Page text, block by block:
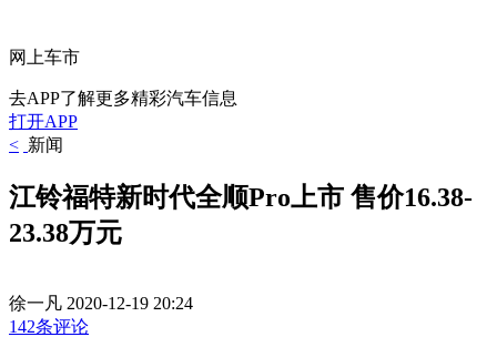
网上车市
去APP了解更多精彩汽车信息
打开APP
< 新闻
江铃福特新时代全顺Pro上市 售价16.38-
23.38万元
徐一凡 2020-12-19 20:24
142条评论